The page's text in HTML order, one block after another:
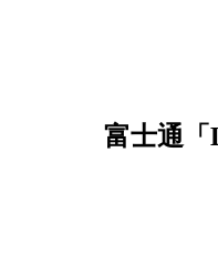
富士通